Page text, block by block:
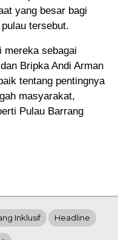
yang besar bagi
tersebut.
mereka sebagai
Bripka Andi Arman
tentang pentingnya
masyarakat,
Pulau Barrang
Inklusif Headline